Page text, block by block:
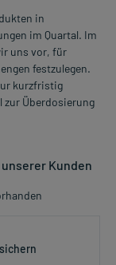
in
im Quartal. Im
uns vor, für
festzulegen.
kurzfristig
zur Überdosierung
Kunden